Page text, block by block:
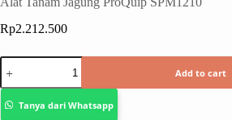
Rp2.212.500
Add to cart
Tanya dari Whatsapp